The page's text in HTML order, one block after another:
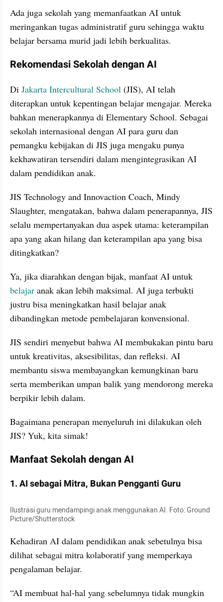
Ada juga sekolah yang memanfaatkan AI untuk
meringankan tugas administratif guru sehingga waktu
belajar bersama murid jadi lebih berkualitas.
Rekomendasi Sekolah dengan AI
Di Jakarta Intercultural School (JIS), AI telah
diterapkan untuk kepentingan belajar mengajar. Mereka
bahkan menerapkannya di Elementary School. Sebagai
sekolah internasional dengan AI para guru dan
pemangku kebijakan di JIS juga mengaku punya
kekhawatiran tersendiri dalam mengintegrasikan AI
dalam pendidikan anak.
JIS Technology and Innovaction Coach, Mindy
Slaughter, mengatakan, bahwa dalam penerapannya, JIS
selalu mempertanyakan dua aspek utama: keterampilan
apa yang akan hilang dan keterampilan apa yang bisa
ditingkatkan?
belajar anak akan lebih maksimal. AI juga terbukti
justru bisa meningkatkan hasil belajar anak
dibandingkan metode pembelajaran konvensional.
JIS sendiri menyebut bahwa AI membukakan pintu baru
untuk kreativitas, aksesibilitas, dan refleksi. AI
membantu siswa membayangkan kemungkinan baru
serta memberikan umpan balik yang mendorong mereka
berpikir lebih dalam.
Bagaimana penerapan menyeluruh ini dilakukan oleh
JIS? Yuk, kita simak!
Manfaat Sekolah dengan AI
1. AI sebagai Mitra, Bukan Pengganti Guru
Ilustrasi guru mendampingi anak menggunakan AI. Foto: Ground
Picture/Shutterstock
Kehadiran AI dalam pendidikan anak sebetulnya bisa
dilihat sebagai mitra kolaboratif yang memperkaya
pengalaman belajar.
“AI membuat hal-hal yang sebelumnya tidak mungkin